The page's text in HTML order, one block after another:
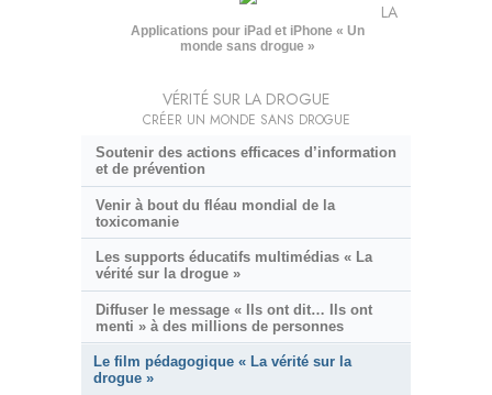
Applications pour iPad et iPhone « Un
monde sans drogue »
LA
VÉRITÉ SUR LA DROGUE
CRÉER UN MONDE SANS DROGUE
Soutenir des actions efficaces d’information
et de prévention
Venir à bout du fléau mondial de la
toxicomanie
Les supports éducatifs multimédias « La
vérité sur la drogue »
Diffuser le message « Ils ont dit… Ils ont
menti » à des millions de personnes
Le film pédagogique « La vérité sur la
drogue »